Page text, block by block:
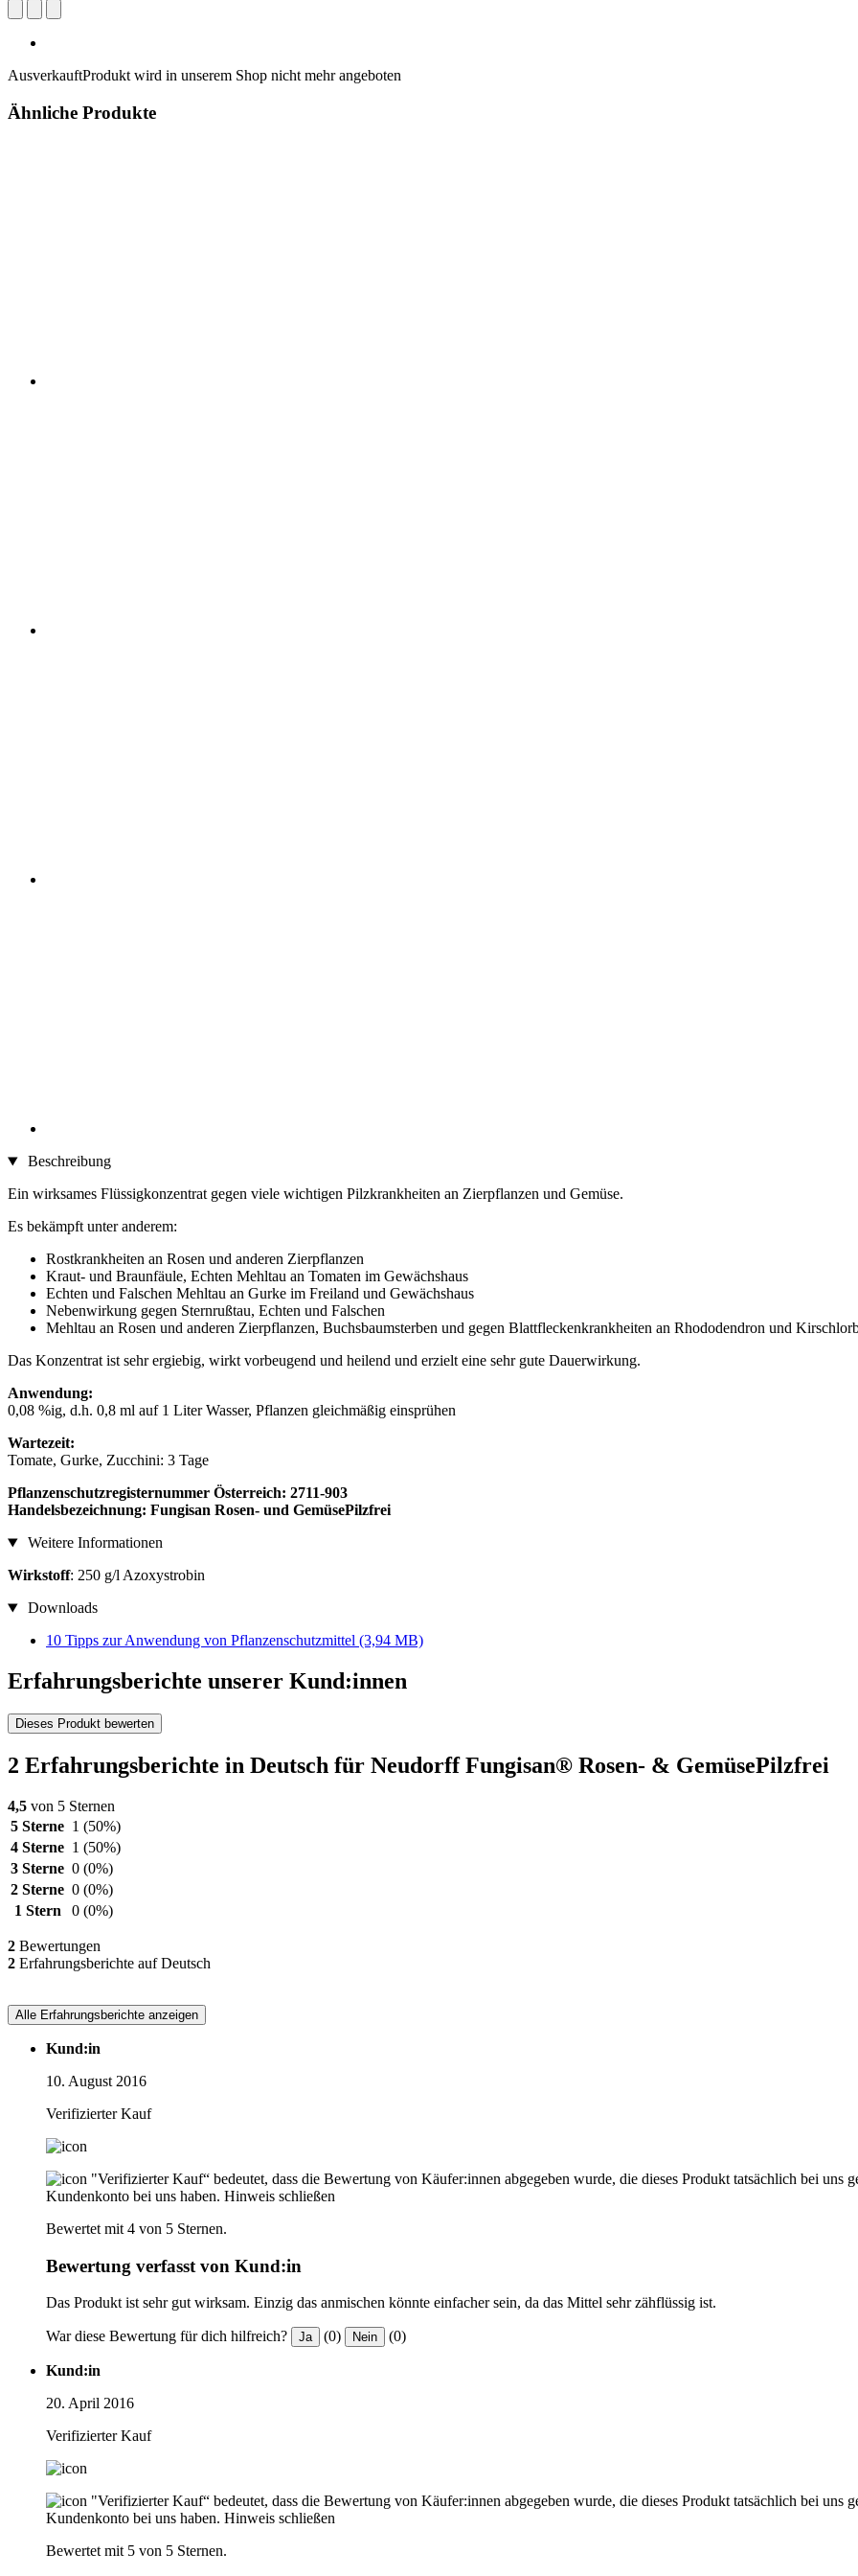
AusverkauftProdukt wird in unserem Shop nicht mehr angeboten
Ähnliche Produkte
Beschreibung
Ein wirksames Flüssigkonzentrat gegen viele wichtigen Pilzkrankheiten an Zierpflanzen und Gemüse.
Es bekämpft unter anderem:
Rostkrankheiten an Rosen und anderen Zierpflanzen
Kraut- und Braunfäule, Echten Mehltau an Tomaten im Gewächshaus
Echten und Falschen Mehltau an Gurke im Freiland und Gewächshaus
Nebenwirkung gegen Sternrußtau, Echten und Falschen
Mehltau an Rosen und anderen Zierpflanzen, Buchsbaumsterben und gegen Blattfleckenkrankheiten an Rhododendron und
Das Konzentrat ist sehr ergiebig, wirkt vorbeugend und heilend und erzielt eine sehr gute Dauerwirkung.
Anwendung:
0,08 %ig, d.h. 0,8 ml auf 1 Liter Wasser, Pflanzen gleichmäßig einsprühen
Wartezeit:
Tomate, Gurke, Zucchini: 3 Tage
Pflanzenschutzregisternummer Österreich: 2711-903
Handelsbezeichnung: Fungisan Rosen- und GemüsePilzfrei
Weitere Informationen
Wirkstoff: 250 g/l Azoxystrobin
Downloads
10 Tipps zur Anwendung von Pflanzenschutzmittel (3,94 MB)
Erfahrungsberichte unserer Kund:innen
Dieses Produkt bewerten
2 Erfahrungsberichte in Deutsch für Neudorff Fungisan® Rosen- & GemüsePilzfrei
4,5 von 5 Sternen
5 Sterne 1 (50%)
4 Sterne 1 (50%)
3 Sterne 0 (0%)
2 Sterne 0 (0%)
1 Stern
0 (0%)
2 Bewertungen
2 Erfahrungsberichte auf Deutsch
Alle Erfahrungsberichte anzeigen
Kund:in
10. August 2016
Verifizierter Kauf
"Verifizierter Kauf“ bedeutet, dass die Bewertung von Käufer:innen abgegeben wurde, die dieses Produkt tatsächlich bei uns
Kundenkonto bei uns haben. Hinweis schließen
Bewertet mit 4 von 5 Sternen.
Bewertung verfasst von Kund:in
Das Produkt ist sehr gut wirksam. Einzig das anmischen könnte einfacher sein, da das Mittel sehr zähflüssig ist.
War diese Bewertung für dich hilfreich? Ja (0) Nein (0)
Kund:in
20. April 2016
Verifizierter Kauf
"Verifizierter Kauf“ bedeutet, dass die Bewertung von Käufer:innen abgegeben wurde, die dieses Produkt tatsächlich bei uns
Kundenkonto bei uns haben. Hinweis schließen
Bewertet mit 5 von 5 Sternen.